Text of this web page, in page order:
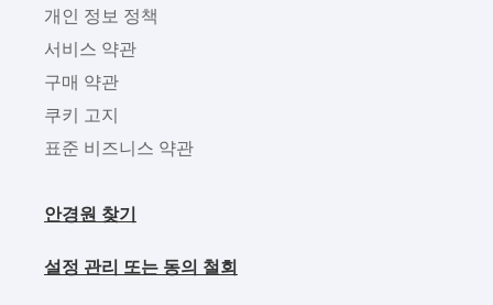
개인 정보 정책
서비스 약관
구매 약관
쿠키 고지
표준 비즈니스 약관
안경원 찾기
설정 관리 또는 동의 철회